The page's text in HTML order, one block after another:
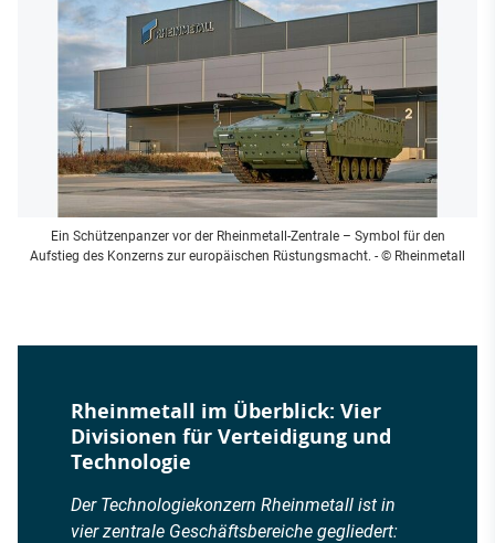
Ein Schützenpanzer vor der Rheinmetall-Zentrale – Symbol für den
Aufstieg des Konzerns zur europäischen Rüstungsmacht. - © Rheinmetall
Rheinmetall im Überblick: Vier
Divisionen für Verteidigung und
Technologie
Der Technologiekonzern Rheinmetall ist in
vier zentrale Geschäftsbereiche gegliedert: